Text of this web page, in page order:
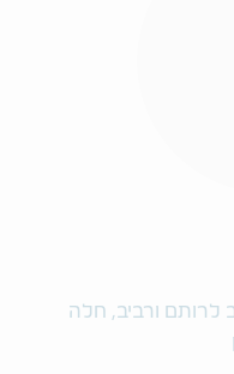
ואב לרותם ורביב, חלה